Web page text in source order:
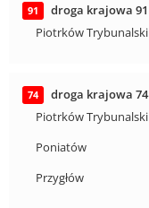
91
droga krajowa 91
Piotrków Trybunalski
74
droga krajowa 74
Piotrków Trybunalski
Poniatów
Przygłów